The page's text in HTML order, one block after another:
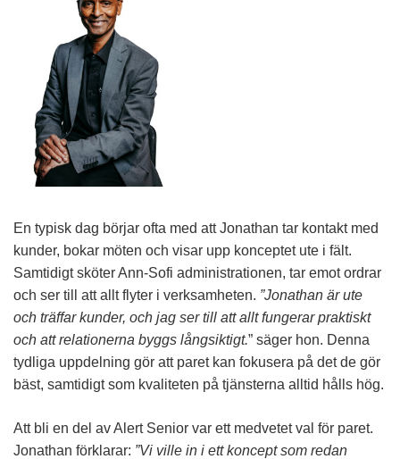
En typisk dag börjar ofta med att Jonathan tar kontakt med
kunder, bokar möten och visar upp konceptet ute i fält.
Samtidigt sköter Ann-Sofi administrationen, tar emot ordrar
och ser till att allt flyter i verksamheten. ”Jonathan är ute
och träffar kunder, och jag ser till att allt fungerar praktiskt
och att relationerna byggs långsiktigt.” säger hon. Denna
tydliga uppdelning gör att paret kan fokusera på det de gör
bäst, samtidigt som kvaliteten på tjänsterna alltid hålls hög.
Att bli en del av Alert Senior var ett medvetet val för paret.
Jonathan förklarar: ”Vi ville in i ett koncept som redan